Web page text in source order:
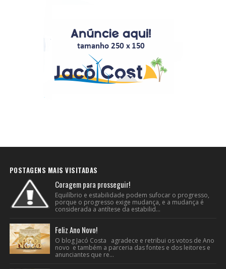
POSTAGENS MAIS VISITADAS
Coragem para prosseguir!
Equilíbrio e estabilidade podem sufocar o progresso,
porque o progresso exige mudança, e a mudança é
considerada a antítese da estabilid...
Feliz Ano Novo!
O blog Jacó Costa agradece e retribui os votos de Ano
novo e também a parceria das fontes e dos leitores e
anunciantes que re...